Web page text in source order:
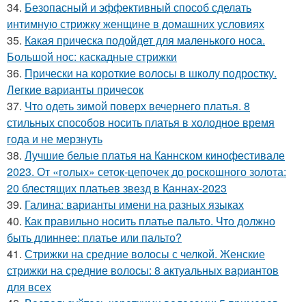
34. Безопасный и эффективный способ сделать
интимную стрижку женщине в домашних условиях
35. Какая прическа подойдет для маленького носа.
Большой нос: каскадные стрижки
36. Прически на короткие волосы в школу подростку.
Легкие варианты причесок
37. Что одеть зимой поверх вечернего платья. 8
стильных способов носить платья в холодное время
года и не мерзнуть
38. Лучшие белые платья на Каннском кинофестивале
2023. От «голых» сеток-цепочек до роскошного золота:
20 блестящих платьев звезд в Каннах-2023
39. Галина: варианты имени на разных языках
40. Как правильно носить платье пальто. Что должно
быть длиннее: платье или пальто?
41. Стрижки на средние волосы с челкой. Женские
стрижки на средние волосы: 8 актуальных вариантов
для всех